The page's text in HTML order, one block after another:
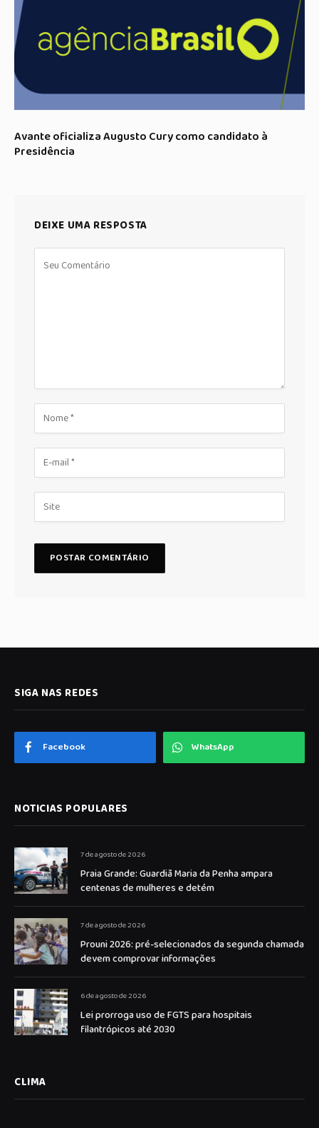
Avante oficializa Augusto Cury como candidato à
Presidência
DEIXE UMA RESPOSTA
SIGA NAS REDES
Facebook WhatsApp
NOTICIAS POPULARES
7 de agosto de 2026
Praia Grande: Guardiã Maria da Penha ampara
centenas de mulheres e detém
7 de agosto de 2026
Prouni 2026: pré-selecionados da segunda chamada
devem comprovar informações
6 de agosto de 2026
Lei prorroga uso de FGTS para hospitais
filantrópicos até 2030
CLIMA